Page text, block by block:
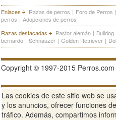
Enlaces Razas de perros | Foro de Perros |
perros | Adopciones de perros
Razas destacadas
Pastor alemán | Bulldog
bernardo | Schnauzer | Golden Retriever |
Copyright © 1997-2015
Publicidad en Perros.com |
Las cookies de este sitio web se
y los anuncios, ofrecer funciones
tráfico. Además, compartimos